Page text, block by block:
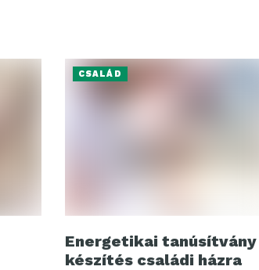
CSALÁD
Energetikai tanúsítvány
készítés családi házra